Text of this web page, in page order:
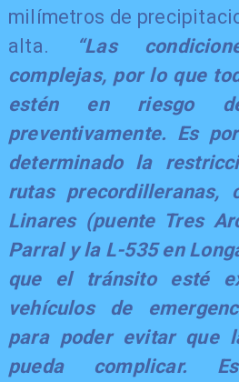
milímetros de
alta.
“Las
complejas, por lo que
estén en riesgo
preventivamente. Es
determinado la
rutas precordilleranas,
Linares (puente Tres
Parral y la L-535 en
que el tránsito esté
vehículos de
para poder evitar que
pueda complicar.